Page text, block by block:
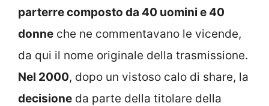
parterre composto da 40 uomini e 40
donne che ne commentavano le vicende,
da qui il nome originale della trasmissione.
Nel 2000, dopo un vistoso calo di share, la
decisione da parte della titolare della